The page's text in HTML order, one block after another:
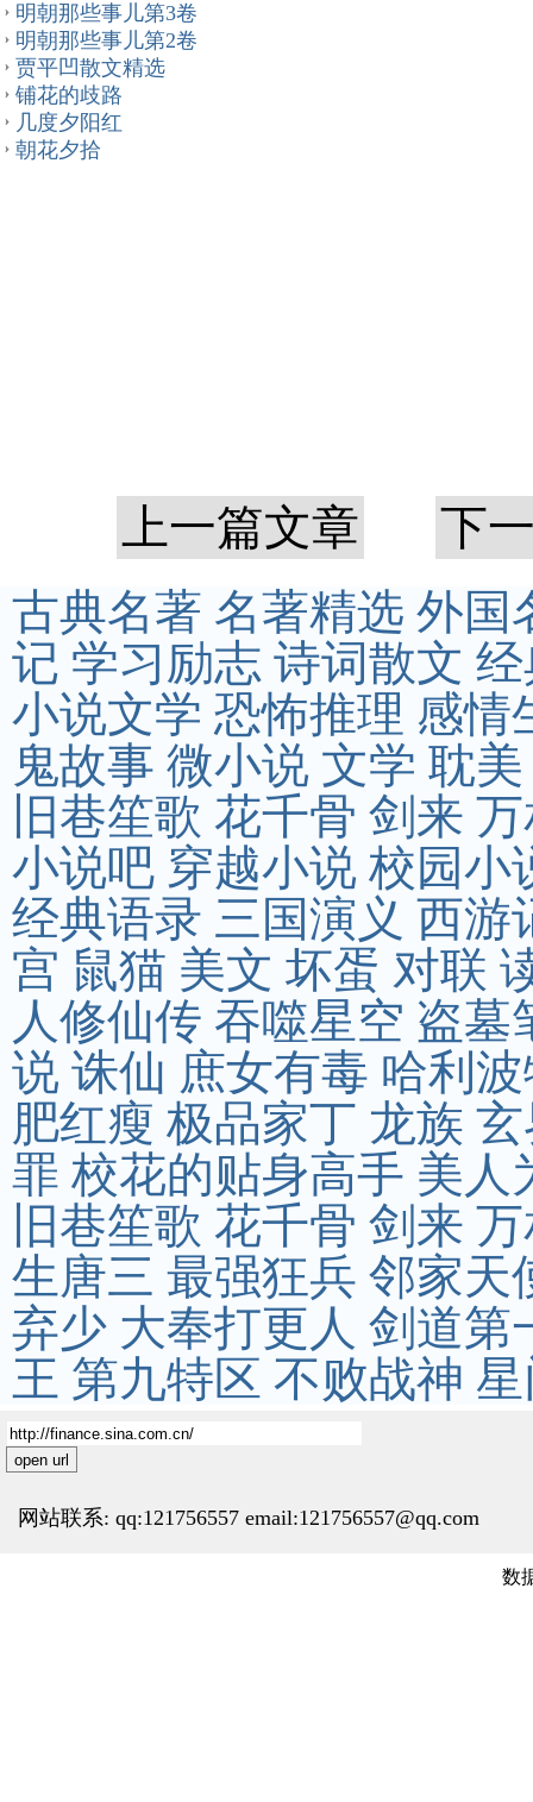
明朝那些事儿第3卷
明朝那些事儿第2卷
贾平凹散文精选
铺花的歧路
几度夕阳红
朝花夕拾
上一篇文章
下
古典名著 名著精选 外国
记 学习励志 诗词散文
小说文学 恐怖推理 感情
鬼故事 微小说 文学 耽美
旧巷笙歌 花千骨 剑来
小说吧 穿越小说 校园小
经典语录 三国演义 西游
宫 鼠猫 美文 坏蛋 对联
人修仙传 吞噬星空 盗墓
说 诛仙 庶女有毒 哈利
肥红瘦 极品家丁 龙族
罪 校花的贴身高手 美人
旧巷笙歌 花千骨 剑来
生唐三 最强狂兵 邻家天
弃少 大奉打更人 剑道第
王 第九特区 不败战神
open url
网站联系: qq:121756557 email:121756557@qq.com